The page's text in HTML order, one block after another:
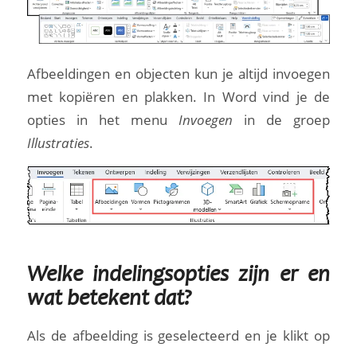
Afbeeldingen en objecten kun je altijd invoegen
met kopiëren en plakken. In Word vind je de
opties in het menuInvoegen in de groep
Illustraties.
Welke indelingsopties zijn er en
wat betekent dat?
Als de afbeelding is geselecteerd en je klikt op